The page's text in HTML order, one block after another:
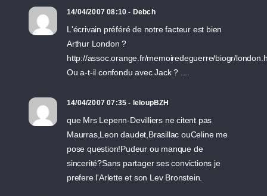
14/04/2007 08:10 - Debch
L'écrivain préféré de notre facteur est bien
Arthur London ?
http://assoc.orange.fr/memoiredeguerre/biogr/
Ou a-t-il confondu avec Jack ? ....
14/04/2007 07:35 - leloupBZH
que Mrs Lepenn-Devilliers ne citent pas
Maurras,Leon daudet,Brasillac ouCeline me
pose question!Pudeur ou manque de
sincerité?Sans partager ses convictions je
prefere l'Arlette et son Lev Bronstein.